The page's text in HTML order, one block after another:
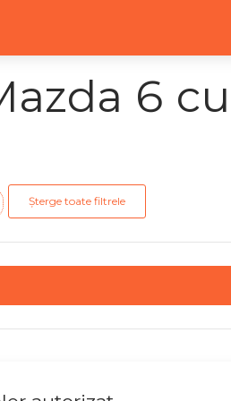
6
Șterge toate filtrele